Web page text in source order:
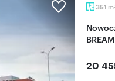
351 m
Nowoczesny biurowiec 351 m2 z certyfikatem
20